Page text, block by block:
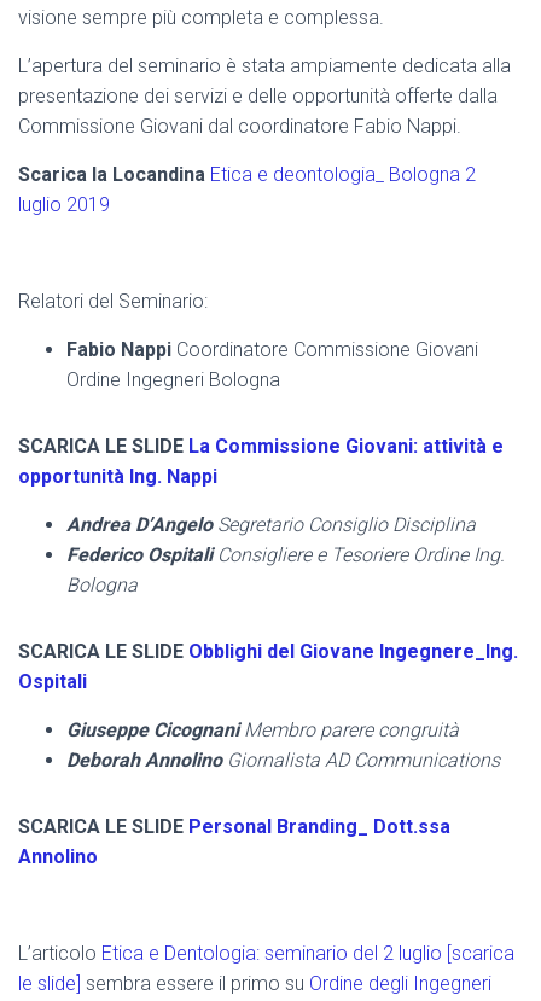
visione sempre più completa e complessa.
L’apertura del seminario è stata ampiamente dedicata alla
presentazione dei servizi e delle opportunità offerte dalla
Commissione Giovani dal coordinatore Fabio Nappi.
Scarica la Locandina Etica e deontologia_ Bologna 2
luglio 2019
Relatori del Seminario:
Fabio Nappi Coordinatore Commissione Giovani
Ordine Ingegneri Bologna
SCARICA LE SLIDE La Commissione Giovani: attività e
opportunità Ing. Nappi
Andrea D’AngeloSegretario Consiglio Disciplina
Federico OspitaliConsigliere e Tesoriere Ordine Ing.
Bologna
SCARICA LE SLIDE Obblighi del Giovane Ingegnere_Ing.
Ospitali
Giuseppe CicognaniMembro parere congruità
Deborah AnnolinoGiornalista AD Communications
SCARICA LE SLIDE Personal Branding_ Dott.ssa
Annolino
L’articolo Etica e Dentologia: seminario del 2 luglio [scarica
le slide] sembra essere il primo su Ordine degli Ingegneri